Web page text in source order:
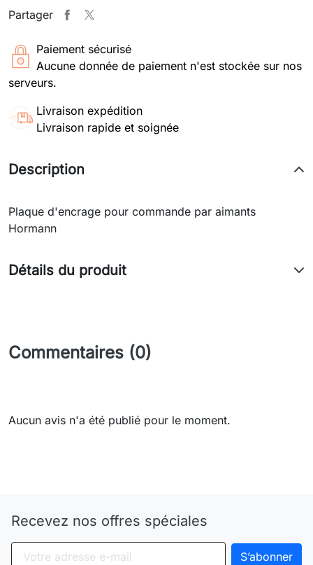
Partager
Paiement sécurisé
Aucune donnée de paiement n'est stockée sur nos
serveurs.
Livraison expédition
Livraison rapide et soignée
Description
Plaque d'encrage pour commande par aimants
Hormann
Détails du produit
Commentaires (0)
Aucun avis n'a été publié pour le moment.
Recevez nos offres spéciales